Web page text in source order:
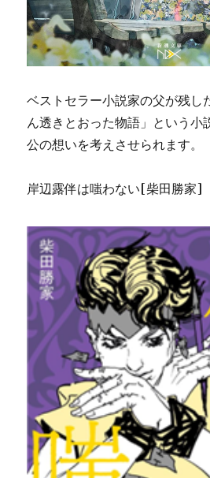
ベストセラー小説家の父が残し
ん透きとおった物語」という小
公の想いを考えさせられます。
岸辺露伴は嗤わない[柴田勝家]